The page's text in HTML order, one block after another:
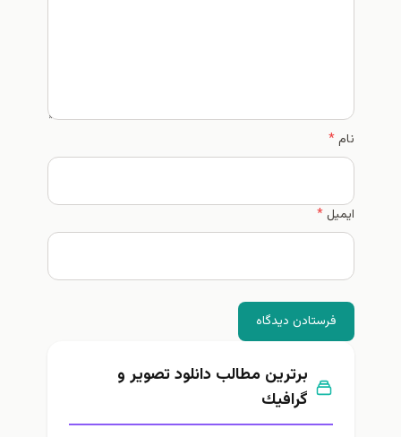
نام*
ایمیل*
فرستادن دیدگاه
برترین مطالب دانلود تصوير و
گرافيك